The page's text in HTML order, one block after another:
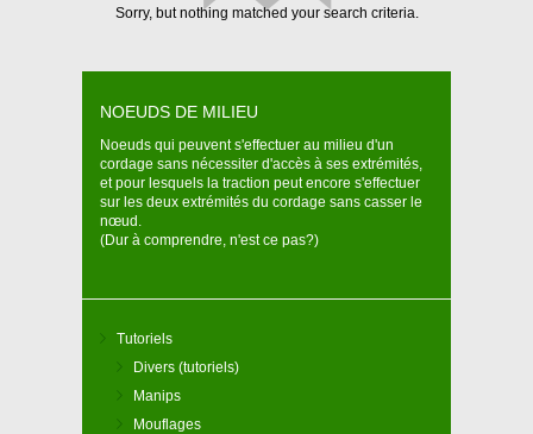
Sorry, but nothing matched your search criteria.
NOEUDS DE MILIEU
Noeuds qui peuvent s'effectuer au milieu d'un
cordage sans nécessiter d'accès à ses extrémités,
et pour lesquels la traction peut encore s'effectuer
sur les deux extrémités du cordage sans casser le
nœud.
(Dur à comprendre, n'est ce pas?)
Tutoriels
Divers (tutoriels)
Manips
Mouflages